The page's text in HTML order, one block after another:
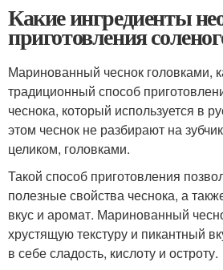
Какие ингредиенты
приготовления
Маринованный чеснок головками,
традиционный способ
чеснока, который используется в
этом чеснок не разбирают на
целиком, головками.
Такой способ приготовления
полезные свойства чеснока, а
вкус и аромат. Маринованный
хрустящую текстуру и пикантный
в себе сладость, кислоту и остроту.